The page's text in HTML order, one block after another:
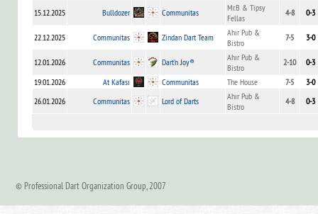
15.12.2025 Bulldozer Communitas
Mr.B & Tipsy
Fellas
4-8 0-3
22.12.2025 Communitas Zindan Dart Team
Ahır Pub &
Bistro
7-5 3-0
12.01.2026 Communitas Dart'n Joy®
Ahır Pub &
Bistro
2-10
0-3
19.01.2026
At Kafası Communitas The House 7-5
3-0
26.01.2026
Communitas Lord of Darts
Ahır Pub &
Bistro
4-8 0-3
© Professional Dart Organization Group, 2007